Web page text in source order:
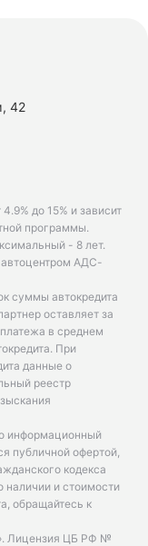
42
до 15% и зависит
программы.
- 8 лет.
АДС-
суммы автокредита
оставляет за
в среднем
При
данные о
реестр
информационный
публичной офертой,
кодекса
и стоимости
обращайтесь к
Лицензия ЦБ РФ №